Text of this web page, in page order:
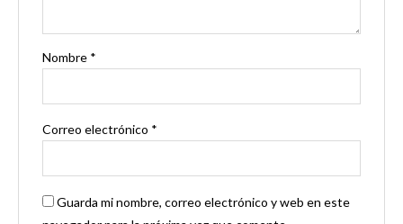
Nombre *
Correo electrónico *
Guarda mi nombre, correo electrónico y web en este